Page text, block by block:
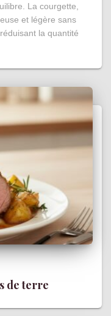
La courgette,
et légère sans
la quantité
de terre